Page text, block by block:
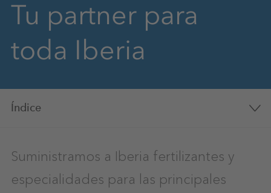
Tu partner para
toda Iberia
Índice
Suministramos a Iberia fertilizantes y
especialidades para las principales